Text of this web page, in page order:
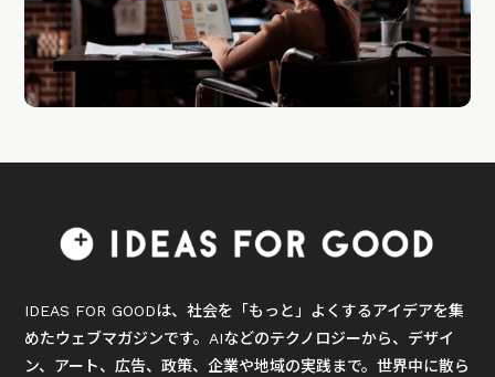
IDEAS FOR GOODは、社会を「もっと」よくするアイデアを集
めたウェブマガジンです。AIなどのテクノロジーから、デザイ
ン、アート、広告、政策、企業や地域の実践まで。世界中に散ら